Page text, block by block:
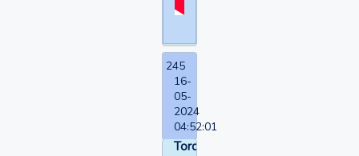
245
16-
05-
2024
04:52:01
Torquemada